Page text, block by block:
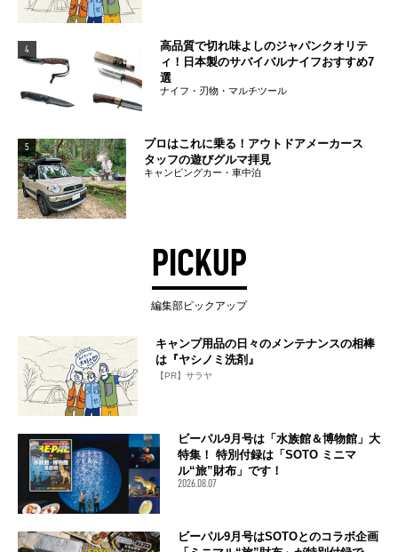
4
高品質で切れ味よしのジャパンクオリテ
ィ！日本製のサバイバルナイフおすすめ7
選
ナイフ・刃物・マルチツール
5
プロはこれに乗る！アウトドアメーカース
タッフの遊びグルマ拝見
キャンピングカー・車中泊
PICKUP
編集部ピックアップ
キャンプ用品の日々のメンテナンスの相棒
は『ヤシノミ洗剤』
【PR】サラヤ
ビーパル9月号は「水族館＆博物館」大
特集！ 特別付録は「SOTO ミニマ
ル“旅”財布」です！
2026.08.07
ビーパル9月号はSOTOとのコラボ企画